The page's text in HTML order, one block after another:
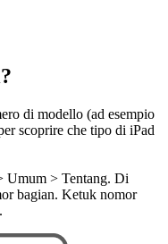
di modello (ad esempio
scoprire che tipo di iPad
Umum > Tentang. Di
bagian. Ketuk nomor